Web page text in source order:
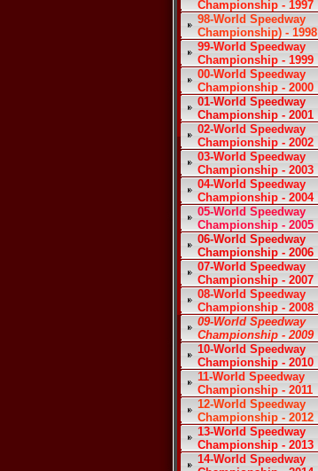
Championship - 1997
98-World Speedway
Championship) - 1998
99-World Speedway
Championship - 1999
00-World Speedway
Championship - 2000
01-World Speedway
Championship - 2001
02-World Speedway
Championship - 2002
03-World Speedway
Championship - 2003
04-World Speedway
Championship - 2004
05-World Speedway
Championship - 2005
06-World Speedway
Championship - 2006
07-World Speedway
Championship - 2007
08-World Speedway
Championship - 2008
09-World Speedway
Championship - 2009
10-World Speedway
Championship - 2010
11-World Speedway
Championship - 2011
12-World Speedway
Championship - 2012
13-World Speedway
Championship - 2013
14-World Speedway